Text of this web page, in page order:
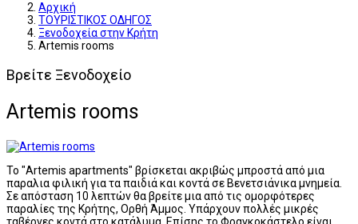
Αρχική
ΤΟΥΡΙΣΤΙΚΟΣ ΟΔΗΓΟΣ
Ξενοδοχεία στην Κρήτη
Artemis rooms
Βρείτε Ξενοδοχείο
Artemis rooms
Το "Artemis apartments" βρίσκεται ακριβώς μπροστά από μια
παραλια φιλική για τα παιδιά και κοντά σε Βενετσιάνικα μνημεία.
Σε απόσταση 10 λεπτών θα βρείτε μια από τις ομορφότερες
παραλίες της Κρήτης, Ορθή Άμμος. Υπάρχουν πολλές μικρές
ταβέρνες κοντά στο κατάλυμα. Επίσης το Φραγκοκάστελο είναι